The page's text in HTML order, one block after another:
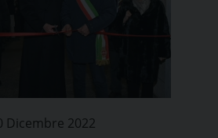
Dicembre 2022